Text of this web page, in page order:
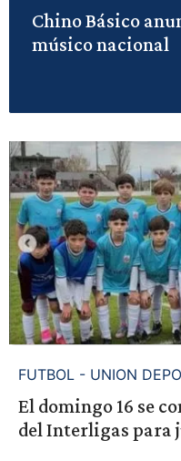
Chino Básico
músico nacional
FUTBOL - UNION
El domingo 16 se
del Interligas para